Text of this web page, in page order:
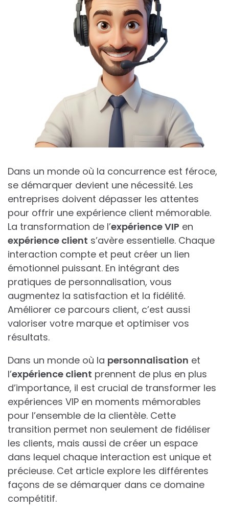
Dans un monde où la concurrence est féroce,
se démarquer devient une nécessité. Les
entreprises doivent dépasser les attentes
pour offrir une expérience client mémorable.
La transformation de l’expérience VIP en
expérience client s’avère essentielle. Chaque
interaction compte et peut créer un lien
émotionnel puissant. En intégrant des
pratiques de personnalisation, vous
augmentez la satisfaction et la fidélité.
Améliorer ce parcours client, c’est aussi
valoriser votre marque et optimiser vos
résultats.
Dans un monde où la personnalisation et
l’expérience client prennent de plus en plus
d’importance, il est crucial de transformer les
expériences VIP en moments mémorables
pour l’ensemble de la clientèle. Cette
transition permet non seulement de fidéliser
les clients, mais aussi de créer un espace
dans lequel chaque interaction est unique et
précieuse. Cet article explore les différentes
façons de se démarquer dans ce domaine
compétitif.